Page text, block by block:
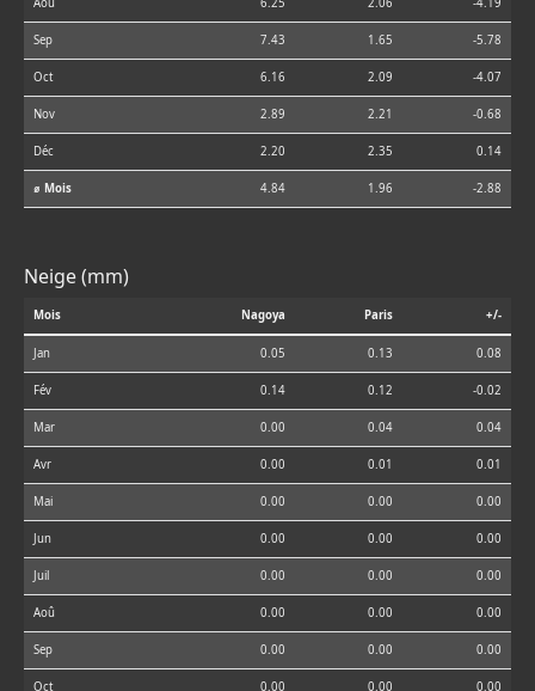
Aoû 6.25 2.06 -4.19
Sep 7.43 1.65 -5.78
Oct 6.16 2.09 -4.07
Nov 2.89 2.21 -0.68
Déc 2.20 2.35 0.14
⌀ Mois 4.84 1.96 -2.88
Neige (mm)
Mois Nagoya Paris +/-
Jan 0.05 0.13 0.08
Fév 0.14 0.12 -0.02
Mar 0.00 0.04 0.04
Avr 0.00 0.01 0.01
Mai 0.00 0.00 0.00
Jun 0.00 0.00 0.00
Juil 0.00 0.00 0.00
Aoû 0.00 0.00 0.00
Sep 0.00 0.00 0.00
Oct 0.00 0.00 0.00